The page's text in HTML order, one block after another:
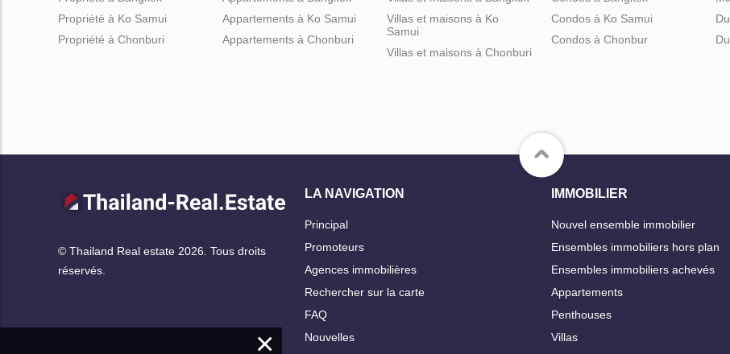
Propriété à Ko Samui
Propriété à Chonburi
Appartements à Ko Samui
Appartements à Chonburi
Villas et maisons à Ko
Samui
Villas et maisons à Chonburi
Condos à Ko Samui
Condos à Chonbur
© Thailand Real estate 2026. Tous droits
réservés.
LA NAVIGATION
Principal
Promoteurs
Agences immobilières
Rechercher sur la carte
FAQ
Nouvelles
IMMOBILIER
Nouvel ensemble immobilier
Ensembles immobiliers hors plan
Ensembles immobiliers achevés
Appartements
Penthouses
Villas
×